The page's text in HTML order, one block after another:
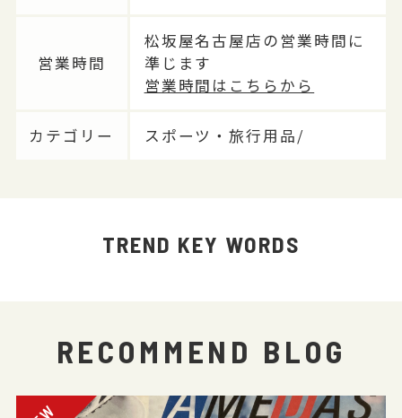
営業時間
松坂屋名古屋店の営業時間に
準じます
営業時間はこちらから
カテゴリー スポーツ・旅行用品/
TREND KEY WORDS
RECOMMEND BLOG